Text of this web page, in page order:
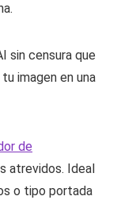
sin censura que
imagen en una
de
atrevidos. Ideal
o tipo portada